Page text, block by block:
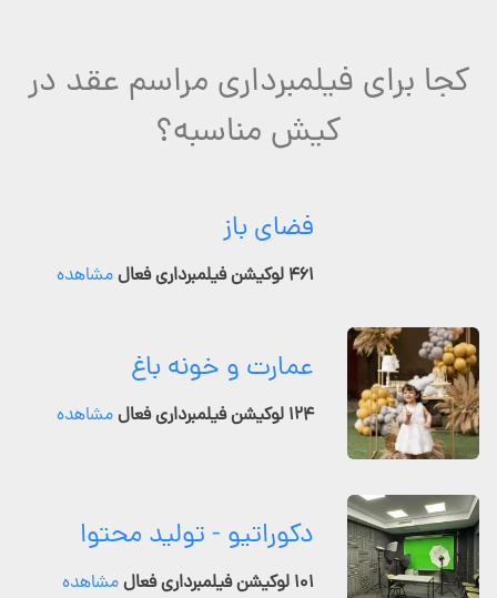
کجا برای فیلمبرداری مراسم عقد در
کیش مناسبه؟
فضای باز
۴۶۱ لوکیشن فیلمبرداری فعال مشاهده
عمارت و خونه باغ
۱۲۴ لوکیشن فیلمبرداری فعال مشاهده
دکوراتیو - تولید محتوا
۱۰۱ لوکیشن فیلمبرداری فعال مشاهده